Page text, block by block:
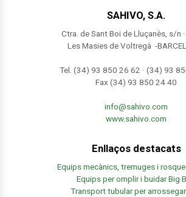
SAHIVO, S.A.
Ctra. de Sant Boi de Lluçanès, s/n
Les Masies de Voltregà -
Tel. (34) 93 850 26 62 · (34) 93
Fax (34) 93 850 24 40
info@sahivo.com
www.sahivo.com
Enllaços destacats
Equips mecànics, tremuges i
Equips per omplir i buidar Big
Transport tubular per